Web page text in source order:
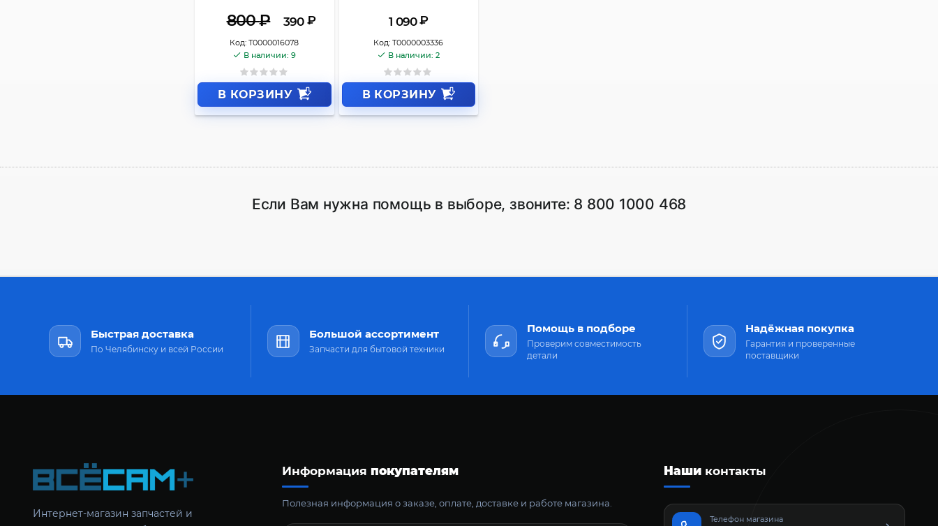
800₽ 390 ₽
Код: Т0000016078
В наличии: 9
В КОРЗИНУ
1 090 ₽
Код: Т0000003336
В наличии: 2
В КОРЗИНУ
Если Вам нужна помощь в выборе, звоните: 8 800 1000 468
Быстрая доставка
По Челябинску и всей России
Большой ассортимент
Запчасти для бытовой техники
Помощь в подборе
Проверим совместимость
детали
Надёжная покупка
Гарантия и проверенные
поставщики
Интернет-магазин запчастей и
Информация покупателям
Полезная информация о заказе, оплате, доставке и работе магазина.
Нашиконтакты
Телефон магазина